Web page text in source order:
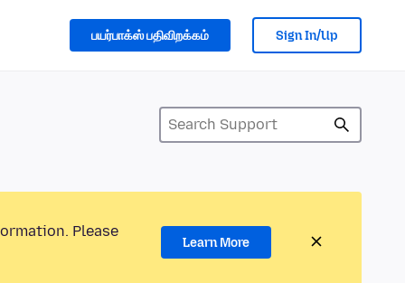
பயர்பாக்ஸ் பதிவிறக்கம் Sign In/Up
Please
Learn More